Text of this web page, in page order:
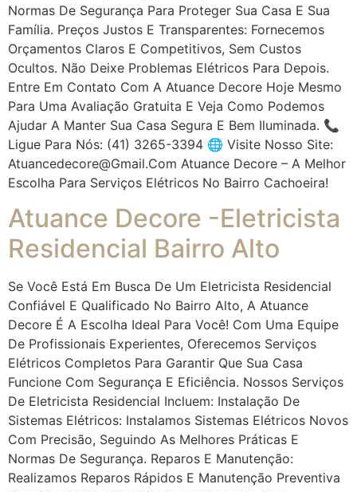
Normas De Segurança Para Proteger Sua Casa E Sua
Família. Preços Justos E Transparentes: Fornecemos
Orçamentos Claros E Competitivos, Sem Custos
Ocultos. Não Deixe Problemas Elétricos Para Depois.
Entre Em Contato Com A Atuance Decore Hoje Mesmo
Para Uma Avaliação Gratuita E Veja Como Podemos
Ajudar A Manter Sua Casa Segura E Bem Iluminada. 📞
Ligue Para Nós: (41) 3265-3394 🌐 Visite Nosso Site:
Atuancedecore@gmail.com Atuance Decore – A Melhor
Escolha Para Serviços Elétricos No Bairro Cachoeira!
Atuance Decore -Eletricista
Residencial Bairro Alto
Se Você Está Em Busca De Um Eletricista Residencial
Confiável E Qualificado No Bairro Alto, A Atuance
Decore É A Escolha Ideal Para Você! Com Uma Equipe
De Profissionais Experientes, Oferecemos Serviços
Elétricos Completos Para Garantir Que Sua Casa
Funcione Com Segurança E Eficiência. Nossos Serviços
De Eletricista Residencial Incluem: Instalação De
Sistemas Elétricos: Instalamos Sistemas Elétricos Novos
Com Precisão, Seguindo As Melhores Práticas E
Normas De Segurança. Reparos E Manutenção:
Realizamos Reparos Rápidos E Manutenção Preventiva